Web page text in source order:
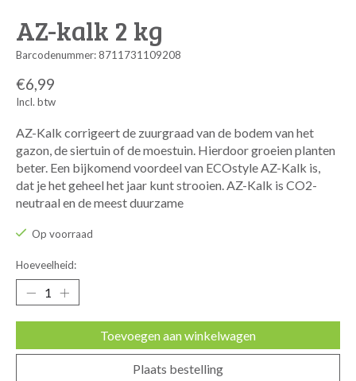
AZ-kalk 2 kg
Barcodenummer: 8711731109208
€6,99
Incl. btw
AZ-Kalk corrigeert de zuurgraad van de bodem van het
gazon, de siertuin of de moestuin. Hierdoor groeien planten
beter. Een bijkomend voordeel van ECOstyle AZ-Kalk is,
dat je het geheel het jaar kunt strooien. AZ-Kalk is CO2-
neutraal en de meest duurzame
Op voorraad
Hoeveelheid:
Toevoegen aan winkelwagen
Plaats bestelling